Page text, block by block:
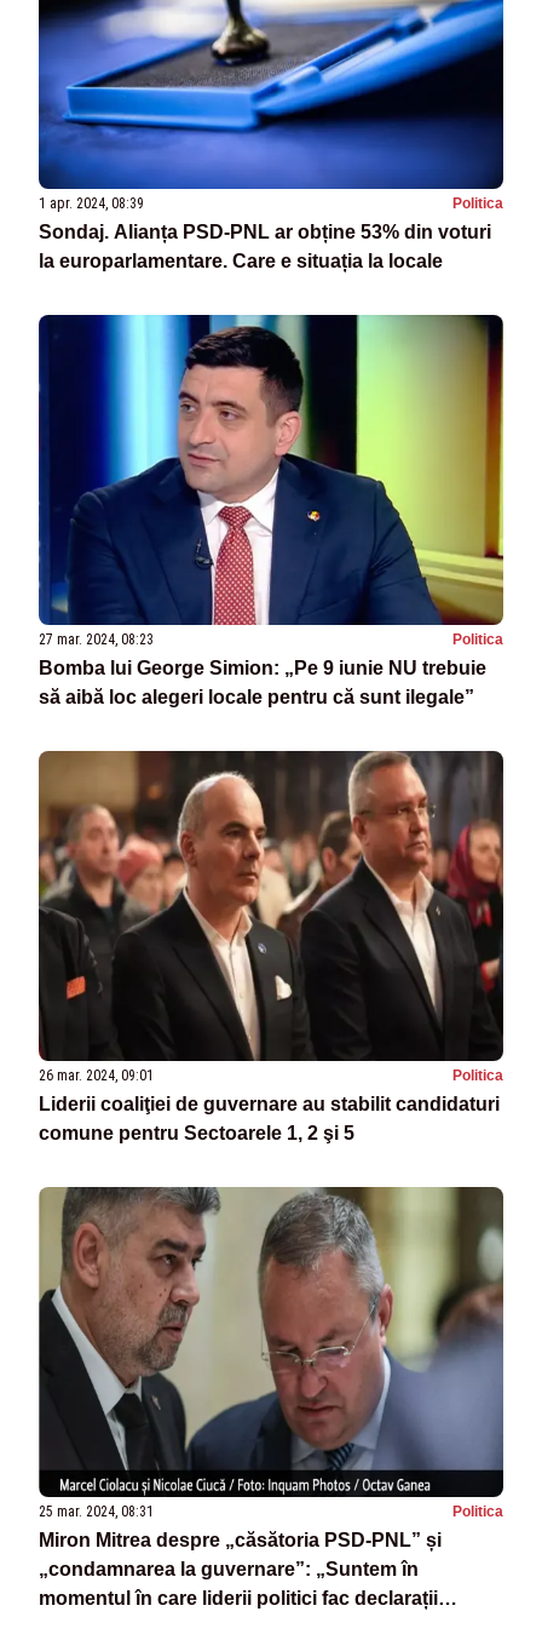
1 apr. 2024, 08:39 Politica
Sondaj. Alianța PSD-PNL ar obține 53% din voturi
la europarlamentare. Care e situația la locale
27 mar. 2024, 08:23 Politica
Bomba lui George Simion: „Pe 9 iunie NU trebuie
să aibă loc alegeri locale pentru că sunt ilegale”
26 mar. 2024, 09:01 Politica
Liderii coaliţiei de guvernare au stabilit candidaturi
comune pentru Sectoarele 1, 2 şi 5
25 mar. 2024, 08:31 Politica
Miron Mitrea despre „căsătoria PSD-PNL” și
„condamnarea la guvernare”: „Suntem în
momentul în care liderii politici fac declarații